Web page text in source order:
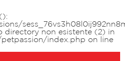
directory non esistente (2) in
index.php on line